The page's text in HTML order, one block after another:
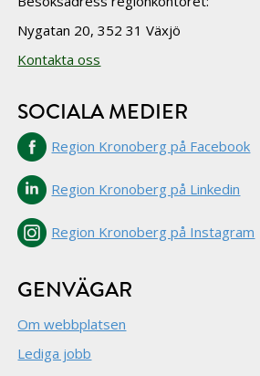
Nygatan 20, 352 31 Växjö
Kontakta oss
SOCIALA MEDIER
Region Kronoberg på Facebook
Region Kronoberg på Linkedin
Region Kronoberg på Instagram
GENVÄGAR
Om webbplatsen
Lediga jobb